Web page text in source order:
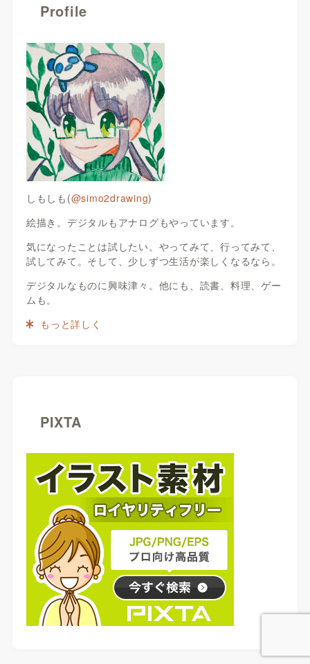
Profile
しもしも(@simo2drawing)
絵描き。デジタルもアナログもやっています。
気になったことは試したい。やってみて、行ってみて、
試してみて。そして、少しずつ生活が楽しくなるなら。
デジタルなものに興味津々。他にも、読書、料理、ゲー
ムも。
もっと詳しく
PIXTA